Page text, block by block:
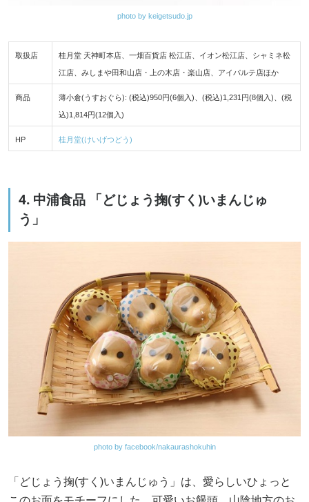
photo by keigetsudo.jp
取扱店 桂月堂 天神町本店、一畑百貨店 松江店、イオン松江店、シャミネ松
江店、みしまや田和山店・上の木店・楽山店、アイパルテ店ほか
商品 薄小倉(うすおぐら): (税込)950円(6個入)、(税込)1,231円(8個入)、(税
込)1,814円(12個入)
HP 桂月堂(けいげつどう)
4. 中浦食品 「どじょう掬(すく)いまんじゅ
う」
photo by facebook/nakaurashokuhin
「どじょう掬(すく)いまんじゅう」は、愛らしいひょっと